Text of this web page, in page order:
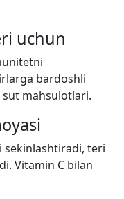
uchun
bardoshli
sut mahsulotlari.
sekinlashtiradi, teri
Vitamin C bilan